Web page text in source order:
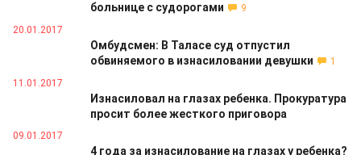
больнице с судорогами
9
20.01.2017
Омбудсмен: В Таласе суд отпустил
обвиняемого в изнасиловании девушки
1
11.01.2017
Изнасиловал на глазах ребенка. Прокуратура
просит более жесткого приговора
09.01.2017
4 года за изнасилование на глазах у ребенка?